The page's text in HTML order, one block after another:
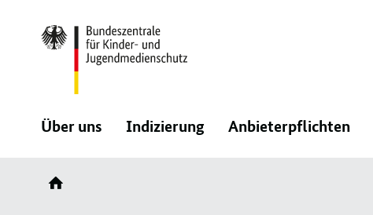
Über uns Indizierung Anbieterpflichten: